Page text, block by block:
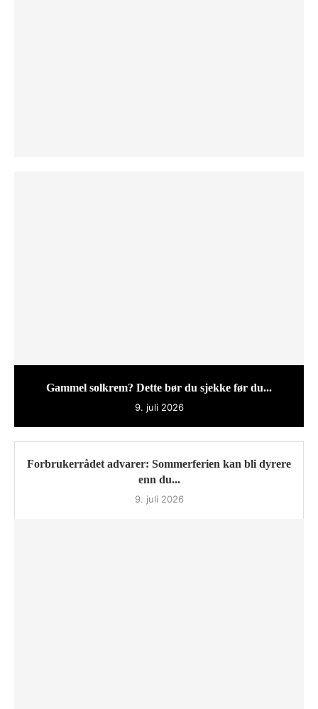
Gammel solkrem? Dette bør du sjekke før du...
9. juli 2026
Forbrukerrådet advarer: Sommerferien kan bli dyrere
enn du...
9. juli 2026